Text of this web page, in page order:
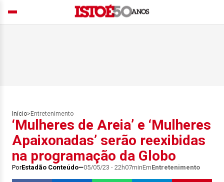
Início> Entretenimento
‘Mulheres de Areia’ e ‘Mulheres
Apaixonadas’ serão reexibidas
na programação da Globo
PorEstadão Conteúdo 05/05/23 - 22h07minEmEntretenimento